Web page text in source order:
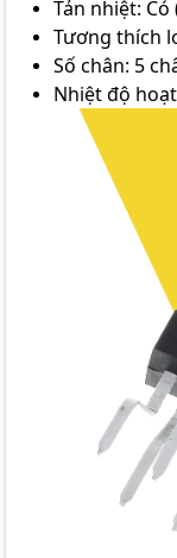
Tản nhiệt:
Tương thích
Số chân: 5
Nhiệt độ hoạt